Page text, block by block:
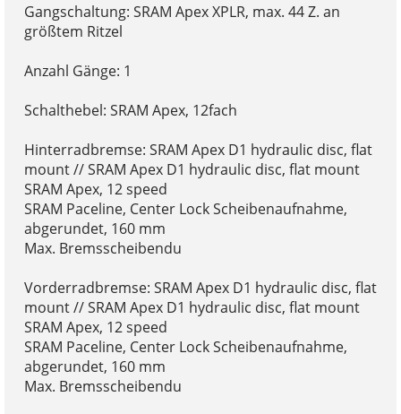
Gangschaltung: SRAM Apex XPLR, max. 44 Z. an
größtem Ritzel
Anzahl Gänge: 1
Schalthebel: SRAM Apex, 12fach
Hinterradbremse: SRAM Apex D1 hydraulic disc, flat
mount // SRAM Apex D1 hydraulic disc, flat mount
SRAM Apex, 12 speed
SRAM Paceline, Center Lock Scheibenaufnahme,
abgerundet, 160 mm
Max. Bremsscheibendu
Vorderradbremse: SRAM Apex D1 hydraulic disc, flat
mount // SRAM Apex D1 hydraulic disc, flat mount
SRAM Apex, 12 speed
SRAM Paceline, Center Lock Scheibenaufnahme,
abgerundet, 160 mm
Max. Bremsscheibendu